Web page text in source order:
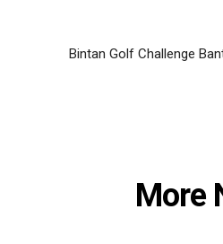
Bintan Golf Challenge
More